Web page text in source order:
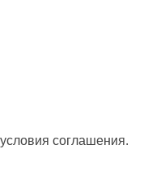
соглашения.